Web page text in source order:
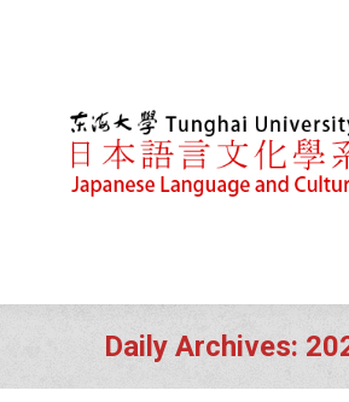
Daily Archives:
You